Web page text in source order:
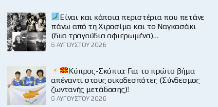
Είναι και κάποια περιστέρια που πετάνε
πάνω από τη Χιροσίμα και το Ναγκασάκι
(δυο τραγούδια αφιερωμένα)…
6 ΑΥΓΟΎΣΤΟΥ 2026
Κύπρος-Σκόπια: Για το πρώτο βήμα
απέναντι στους οικοδεσπότες (Σύνδεσμος
ζωντανής μετάδοσης)!
6 ΑΥΓΟΎΣΤΟΥ 2026